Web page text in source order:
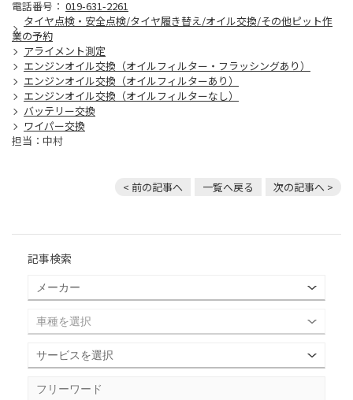
電話番号： 019-631-2261
タイヤ点検・安全点検/タイヤ履き替え/オイル交換/その他ピット作
業の予約
アライメント測定
エンジンオイル交換（オイルフィルター・フラッシングあり）
エンジンオイル交換（オイルフィルターあり）
エンジンオイル交換（オイルフィルターなし）
バッテリー交換
ワイパー交換
担当：中村
< 前の記事へ 一覧へ戻る 次の記事へ >
記事検索